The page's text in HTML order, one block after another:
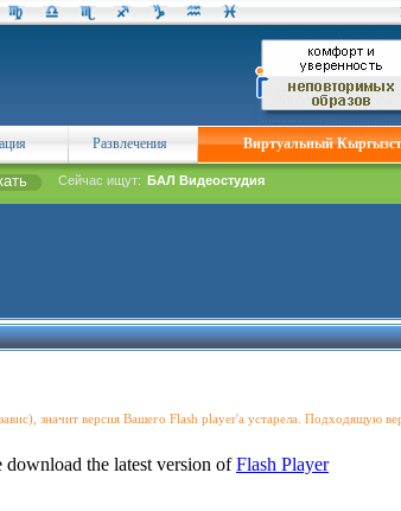
Развлечения Виртуальный
Сейчас ищут: БАЛ Видеостудия
значит версия Вашего Flash player'a устарела. Подходящую